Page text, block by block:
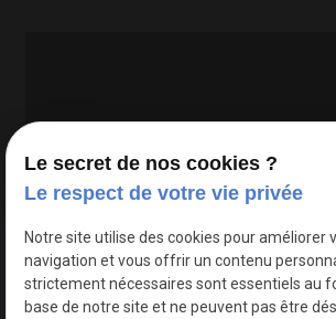
Google Maps Search API est désactivé.
Le secret de nos cookies ?
Le respect de votre vie privée
Notre site utilise des cookies pour améliorer
navigation et vous offrir un contenu
strictement nécessaires sont essentiels au
base de notre site et ne peuvent pas être